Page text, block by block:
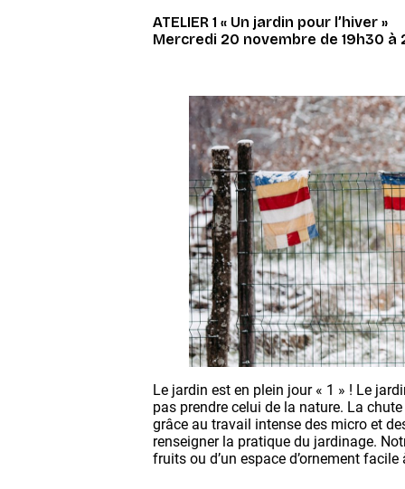
ATELIER 1 « Un jardin pour l’hiver »
Mercredi 20 novembre de 19h30 à
Le jardin est en plein jour « 1 » ! Le
pas prendre celui de la nature. La
grâce au travail intense des micro et
renseigner la pratique du jardinage.
fruits ou d’un espace d’ornement